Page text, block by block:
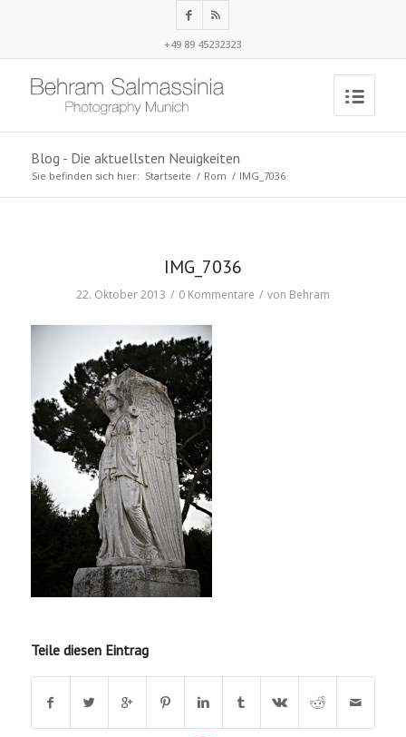
+49 89 45232323
Blog - Die aktuellsten Neuigkeiten
Sie befinden sich hier: Startseite / Rom / IMG_7036
IMG_7036
22. Oktober 2013 / 0 Kommentare / von Behram
Teile diesen Eintrag